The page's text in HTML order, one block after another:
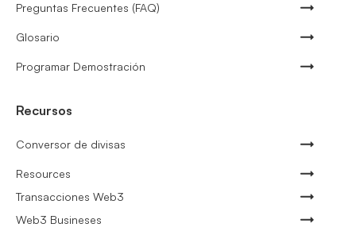
Preguntas Frecuentes (FAQ)
Glosario
Programar Demostración
Recursos
Conversor de divisas
Resources
Transacciones Web3
Web3 Busineses